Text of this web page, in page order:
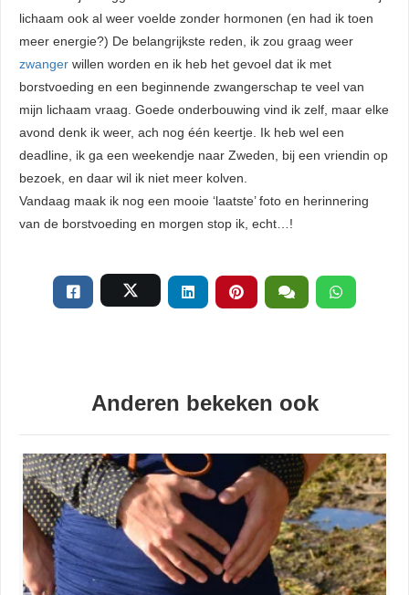
lichaam ook al weer voelde zonder hormonen (en had ik toen
meer energie?) De belangrijkste reden, ik zou graag weer
zwanger willen worden en ik heb het gevoel dat ik met
borstvoeding en een beginnende zwangerschap te veel van
mijn lichaam vraag. Goede onderbouwing vind ik zelf, maar elke
avond denk ik weer, ach nog één keertje. Ik heb wel een
deadline, ik ga een weekendje naar Zweden, bij een vriendin op
bezoek, en daar wil ik niet meer kolven.
Vandaag maak ik nog een mooie ‘laatste’ foto en herinnering
van de borstvoeding en morgen stop ik, echt…!
Anderen bekeken ook